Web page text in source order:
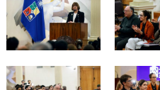
Zoom Zoom